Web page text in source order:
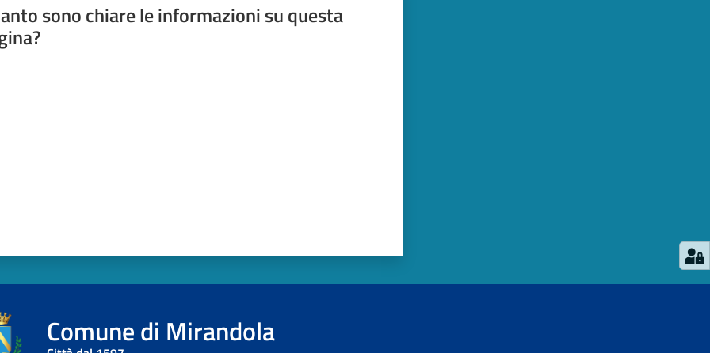
sono chiare le informazioni su questa
Comune di Mirandola